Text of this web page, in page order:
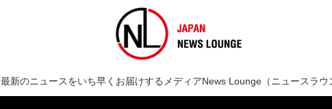
最新のニュースをいち早くお届けするメディアNews Lounge（ニュースラウ